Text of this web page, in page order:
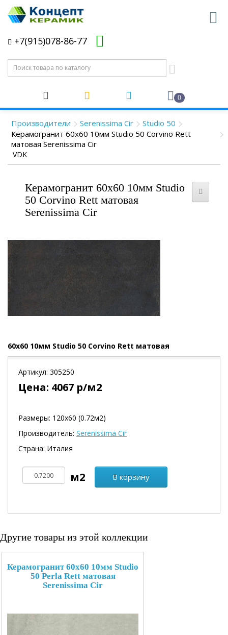
+7(915)078-86-77
0
Производители Serenissima Cir
Studio 50
Керамогранит 60x60 10мм Studio 50 Corvino Rett
матовая Serenissima Cir
VDK
Керамогранит 60x60 10мм Studio
50 Corvino Rett матовая
Serenissima Cir
60x60 10мм Studio 50 Corvino Rett матовая
Артикул: 305250
Цена: 4067 р/м2
Размеры: 120х60 (0.72м2)
Производитель: Serenissima Cir
Страна: Италия
В корзину
Другие товары из этой коллекции
Керамогранит 60x60 10мм Studio
50 Perla Rett матовая
Serenissima Cir